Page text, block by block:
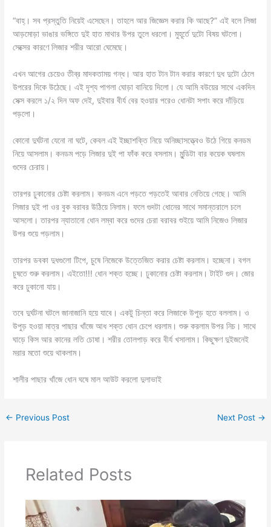
“বাহ্। সব প্রস্তুতি নিয়েই এসেছেন। তাহলে আর জিজ্ঞেস করার কি আছে?” এই বলে লিজা
আড়মোড়া ভাঙার ভঙ্গিতে দুই হাত মাথার উপর তুলে ধরলো। মুহূর্তে দুটো বিষয় ঘটলো।
সেক্সের কারণে লিজার শরীর আরো ঘেমেছে।
এখন আগের চেয়েও তীব্র মাদকতাময় গন্ধ। আর হাত টান টান করার কারণে দুধ দুটো ঠেলে
উপরের দিকে উঠেছে। এই দৃশ্য পাগলা ঘোড়া বানিয়ে দিলো। যে আমি বউয়ের সাথে একদিন
সেক্স করলে ১/২ দিন অফ দেই, দুইবার বীর্য বের হওয়ার পরেও ধোনটা সপাং করে দাঁড়িয়ে
পড়লো।
কোনো দুর্ঘটনা যেনো না ঘটে, কেবল এই ইচ্ছাশক্তি নিয়ে অনিচ্ছাসত্ত্বেও উঠে গিয়ে কনডম
নিয়ে আসলাম। কনডম পড়ে লিজার দুই পা ফাঁক করে বসলাম। মুন্ডিটা বার কয়েক ঘষলাম
গুদের চেরায়।
তারপর ঢুকানোর চেষ্টা করলাম। কনডম এনে পড়তে পড়তেই আবার নেতিয়ে গেছে। আমি
লিজার দুই পা ওর বুক বরাবর উঠিয়ে নিলাম। ফলে গুদটা ধোনের সাথে সমান্তরালে চলে
আসলো। তারপর ন্যাতানো ধোন লম্বা করে গুদের চেরা বরাবর শুইয়ে আমি নিজেও লিজার
উপর শুয়ে পড়লাম।
তারপর ডবকা দুধগুলো টিপে, চুষে নিজেকে উত্তেজিত করার চেষ্টা করলাম। হচ্ছেনা। বগল
চুষতে শুরু করলাম। এইতো!!! ধোন শক্ত হচ্ছে। ঢুকানোর চেষ্টা করলাম। টাইট গুদ। জোর
করে ঢুকানো যায়।
তবে দুর্ঘটনা ঘটলে জানাজানি হয়ে যাবে। একটু চিন্তা করে লিজাকে উপুড় হতে বললাম। ও
উপুড় হওয়া মাত্র পাছার খাঁজে আধ শক্ত ধোন চেপে ধরলাম। শুরু করলাম উপর নিচ। সাথে
ঘাড়ে কিস আর কানের লতি চোষা। শরীর তোলপাড় করে বীর্য খসালাম। কিছুক্ষণ দুইজনেই
মরার মতো শুয়ে থাকলাম।
শালীর পাছার খাঁজে ধোন ঘষে মাল আউট করলো দুলাভাই
← Previous Post Next Post →
Related Posts